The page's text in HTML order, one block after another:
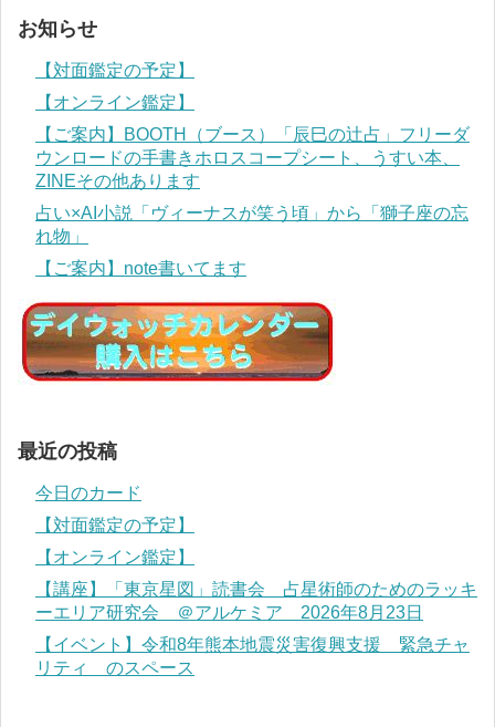
お知らせ
【対面鑑定の予定】
【オンライン鑑定】
【ご案内】BOOTH（ブース）「辰巳の辻占」フリーダ
ウンロードの手書きホロスコープシート、うすい本、
ZINEその他あります
占い×AI小説「ヴィーナスが笑う頃」から「獅子座の忘
れ物」
【ご案内】note書いてます
最近の投稿
今日のカード
【対面鑑定の予定】
【オンライン鑑定】
【講座】「東京星図」読書会 占星術師のためのラッキ
ーエリア研究会 ＠アルケミア 2026年8月23日
【イベント】令和8年熊本地震災害復興支援 緊急チャ
リティ のスペース